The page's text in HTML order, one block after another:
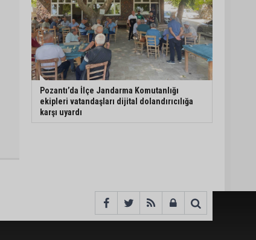
Pozantı’da İlçe Jandarma Komutanlığı
ekipleri vatandaşları dijital dolandırıcılığa
karşı uyardı